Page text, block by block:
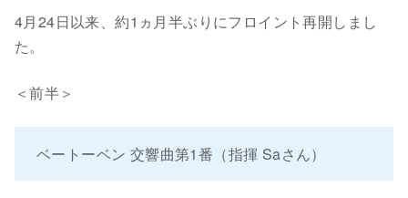
4月24日以来、約1ヵ月半ぶりにフロイント再開しまし
た。
＜前半＞
ベートーベン 交響曲第1番（指揮 Saさん）